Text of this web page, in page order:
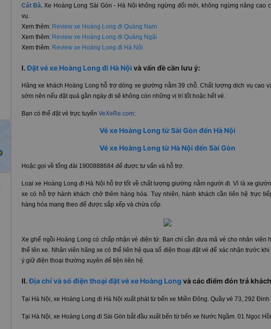
Cát Bà. Xe Hoàng Long Sài Gòn - Hà Nội không ngừng đổi mới, không ngừng nâng cao
vụ.
Xem thêm: Review xe Hoàng Long đi Quảng Nam
Xem thêm: Review xe Hoàng Long đi Quảng Ngãi
Xem thêm: Review xe Hoàng Long đi Hà Nội
I.Đặt vé xe Hoàng Long đi Hà Nội và vấn đề cần lưu ý:
Hãng xe khách Hoàng Long hỗ trợ dòng xe giường nằm 39 chỗ. Chất lượng dịch vụ cao
sớm nên nếu đặt quá gần ngày đi sẽ không còn những vị trí tốt hoặc hết vé.
Bạn có thể đặt vé trực tuyến VeXeRe.com:
Vé xe Hoàng Long từ Sài Gòn đến Hà Nội
Vé xe Hoàng Long từ Hà Nội đến Sài Gòn
Hoặc gọi về tổng đài 1900888684 để được tư vấn và hỗ trợ.
Loại xe Hoàng Long đi Hà Nội hỗ trợ tốt về chất lượng giường nằm người đi. Vì là xe
xe có hỗ trợ hành khách chở thêm hàng hóa. Tuy nhiên, hành khách cần liên hệ trực
hàng hóa mang theo để được sắp xếp và chừa cốp.
Xe ghế ngồi Hoàng Long có chấp nhận vé điện tử. Bạn chỉ cần đưa mã vé cho nhân viên
thể lên xe. Nhân viên hãng xe có thể liên hệ qua số điện thoại đặt vé để xác nhận trước
ý giữ điện thoại thường xuyên để tiện liên hệ.
II.Địa chỉ và số điện thoại đặt vé xe Hoàng Long và các điểm đón trả
Tại Hà Nội, xe Hoàng Long đi Hà Nội xuất phát từ bến xe Miền Đông. Quầy vé 73, 292 Đinh
Tại Hà Nội, xe Hoàng Long đi Sài Gòn bắt đầu xuất bến từ bến xe Nước Ngầm. 01 Ngọc